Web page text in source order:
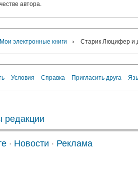
автора.
Мои электронные книги › Старик Люцифер и
Условия Справка Пригласить друга
редакции
· Новости · Реклама